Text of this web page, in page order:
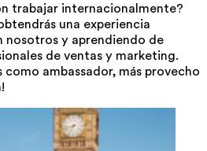
trabajar internacionalmente?
una experiencia
y aprendiendo de
de ventas y marketing.
como ambassador, más provecho